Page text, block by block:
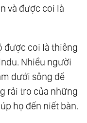
và được coi là
được coi là thiêng
Nhiều người
dưới sông để
rải tro của những
họ đến niết bàn.